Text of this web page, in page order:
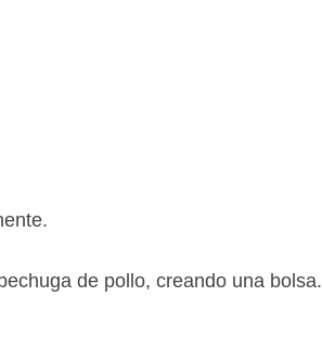
de pollo, creando una bolsa.